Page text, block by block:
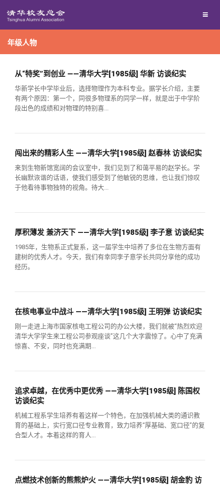
回馈母校
捐赠项目
捐赠新闻
捐赠方法
媒体平台
《清华校友通讯》
我要订阅
百年清华
清华故事
校友文苑
校友视界
终身学习
三创大赛
校友总会
会长致辞
理事会名单
制度法规
联系我们
年级人物
从“特奖”到创业 ——清华大学[1985级] 华新 访谈纪实
华新学长中学毕业后，选择物理作为本科专业。据学长介绍，主要
有两个原因：第一个，同很多物理系的同学一样，就是出于中学阶
段出色的成绩和对物理的特别喜...
闯出来的精彩人生 ——清华大学[1985级] 赵春林 访谈纪实
来到生物新馆宽阔的会议室中，我们见到了和蔼平易的赵学长。学
长幽默诙谐的话语，使我们感受到了他敏锐的思维，也让我们惊叹
于他看待事物独特的视角。待大...
厚积薄发 兼济天下 ——清华大学[1985级] 李子意 访谈纪实
1985年，生物系正式复系，这一届学生中培养了多位在生物方面有
建树的优秀人才。今天，我们有幸同李子意学长共同分享他的成功
经历。
在核电事业中战斗 ——清华大学[1985级] 王明弹 访谈纪实
刚一走进上海市国家核电工程公司的办公大楼，我们就被“热烈欢迎
清华大学学生来工程公司参观座谈”这几个大字震惊了。心中了充满
惊喜、不安，同时也充满期...
追求卓越，在优秀中更优秀 ——清华大学[1985级] 陈国权
访谈纪实
机械工程系学生培养有着这样一个特色，在加强机械大类的通识教
育的基础上，实行宽口径专业教育，致力培养“厚基础、宽口径”的复
合型人才。本着这样的育人...
点燃技术创新的熊熊炉火 ——清华大学[1985级] 胡金豹 访